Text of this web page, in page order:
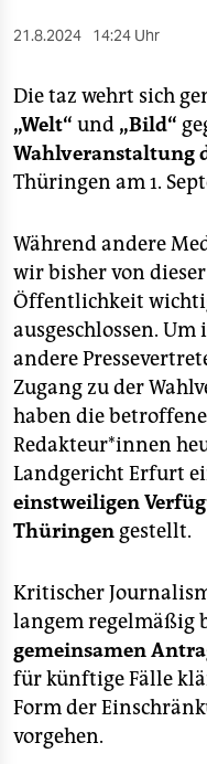
sport
nord
wahrheit
verlag
veranstaltungen
shop
fragen & hilfe
unterstützen
abo
genossenschaft
21.8.2024 14:24 Uhr
Die taz wehrt sich
„Welt“ und „Bild“
Wahlveranstaltung
Thüringen am 1.
Während andere
wir bisher von
Öffentlichkeit
ausgeschlossen.
andere
Zugang zu der
haben die
Redakteur*innen
Landgericht Erfurt
einstweiligen
Thüringen gestellt.
Kritischer
langem regelmäßig
gemeinsamen
für künftige Fälle
Form der
vorgehen.